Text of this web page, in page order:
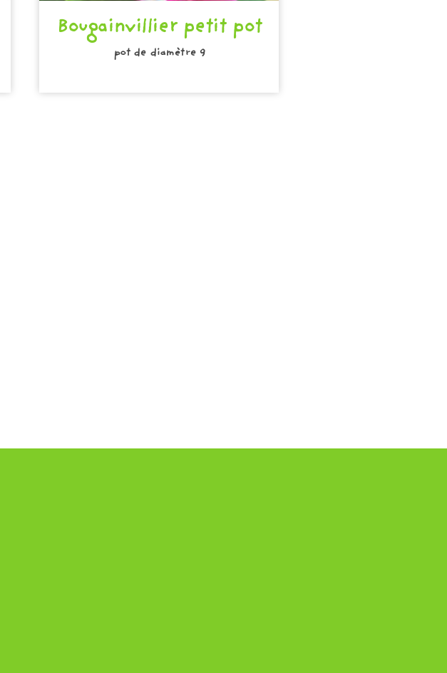
Bougainvillier petit pot
pot de diamètre 9